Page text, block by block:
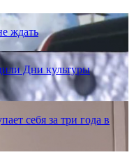
ждать
Дни культуры
себя за три года в